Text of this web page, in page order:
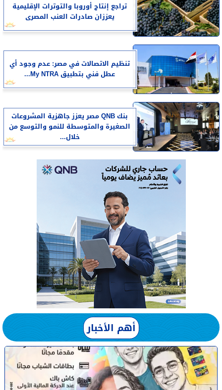
تراجع إنتاج أوروبا والتوترات الإقليمية
يعززان صادرات العنب المصرى
تنظيم الاتصالات في مصر: عدم وجود أي
عطل فني بتطبيق My NTRA...
بنك QNB مصر يعزز جاهزية المشروعات
الصغيرة والمتوسطة للنمو والتوسع من
خلال...
أهم الأخبار